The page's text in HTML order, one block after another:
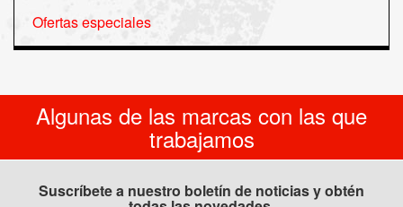
Ofertas especiales
Algunas de las marcas con las que
trabajamos
Suscríbete a nuestro boletín de noticias y obtén